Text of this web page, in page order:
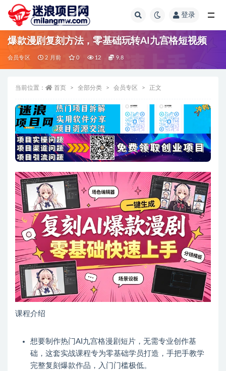
登录
爆款漫剧复刻方法，零基础玩转AI九宫格短视频
会员专区 2 月前 0 12 9.8
当前位置： 首页 全部分类 会员专区 正文
课程介绍
想要制作热门AI九宫格漫剧短片，无需专业创作基
础，这套实战课程专为零基础学员打造，手把手教学
完整复刻爆款作品，入门门槛极低。
全部